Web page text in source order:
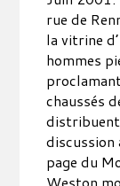
rue de
la vitrine
hommes
chaussés
discussion
page du